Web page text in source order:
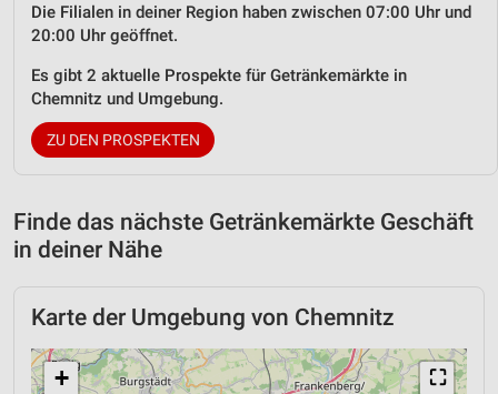
Die Filialen in deiner Region haben zwischen 07:00 Uhr und
20:00 Uhr geöffnet.
Es gibt 2 aktuelle Prospekte für Getränkemärkte in
Chemnitz und Umgebung.
ZU DEN PROSPEKTEN
Finde das nächste Getränkemärkte Geschäft
in deiner Nähe
Karte der Umgebung von Chemnitz
⛶
+